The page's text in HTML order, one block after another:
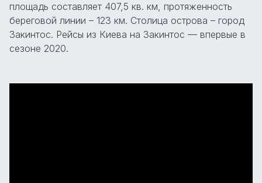
площадь составляет 407,5 кв. км, протяженность
береговой линии – 123 км. Столица острова – город
Закинтос. Рейсы из Киева на Закинтос — впервые в
сезоне 2020.